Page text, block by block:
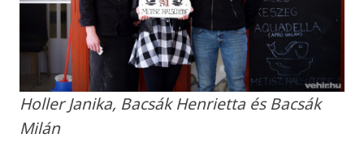
Holler Janika, Bacsák Henrietta és Bacsák
Milán